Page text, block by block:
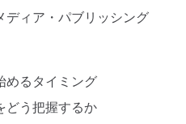
ィア・パブリッシング
るタイミング
う把握するか